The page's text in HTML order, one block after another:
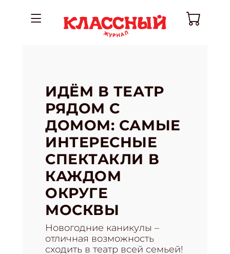
ИДЁМ В ТЕАТР
РЯДОМ С
ДОМОМ: САМЫЕ
ИНТЕРЕСНЫЕ
СПЕКТАКЛИ В
КАЖДОМ
ОКРУГЕ
МОСКВЫ
Новогодние каникулы –
отличная возможность
сходить в театр всей семьей!